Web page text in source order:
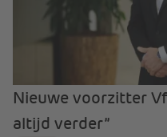
Nieuwe voorzitter
altijd verder”